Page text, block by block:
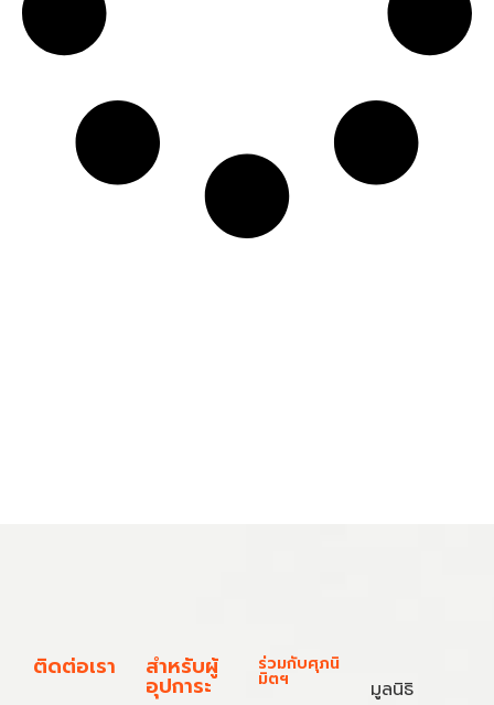
ติดต่อเรา สำหรับผู้
อุปการะ
ร่วมกับศุภนิ
มิตฯ
มูลนิธิ